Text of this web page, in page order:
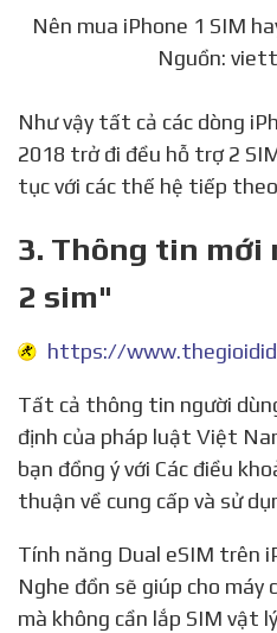
Nên mua iPhone 1 SIM
Nguồn:
Như vậy tất cả các dòng iPhone được ra mắt từ năm
2018 trở đi đều hỗ trợ 2
tục với các thế hệ tiếp
3. Thông tin mới
2 sim"
Tất cả thông tin người dùng được bảo mật theo quy
định của pháp luật Việt
bạn đồng ý với Các điều
thuận về cung cấp và sử
Tính năng Dual eSIM trên iPhone 13 series là gì?
Nghe đồn sẽ giúp cho máy
mà không cần lắp SIM vật